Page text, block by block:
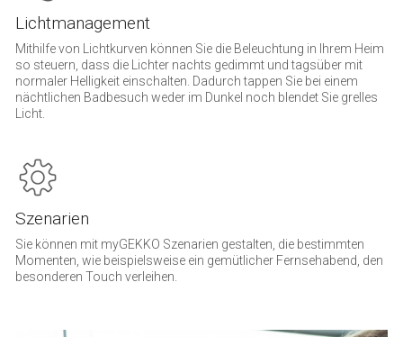
Lichtmanagement
Mithilfe von Lichtkurven können Sie die Beleuchtung in Ihrem Heim
so steuern, dass die Lichter nachts gedimmt und tagsüber mit
normaler Helligkeit einschalten. Dadurch tappen Sie bei einem
nächtlichen Badbesuch weder im Dunkel noch blendet Sie grelles
Licht.
Szenarien
Sie können mit myGEKKO Szenarien gestalten, die bestimmten
Momenten, wie beispielsweise ein gemütlicher Fernsehabend, den
besonderen Touch verleihen.